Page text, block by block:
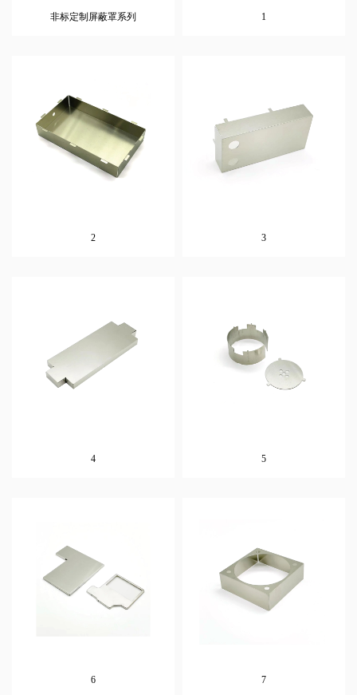
非标定制屏蔽罩系列 1
2 3
4 5
6 7